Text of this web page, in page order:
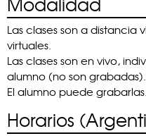
Las clases son a distancia
virtuales.
Las clases son en vivo,
alumno (no son grabadas).
El alumno puede grabarlas.
Horarios